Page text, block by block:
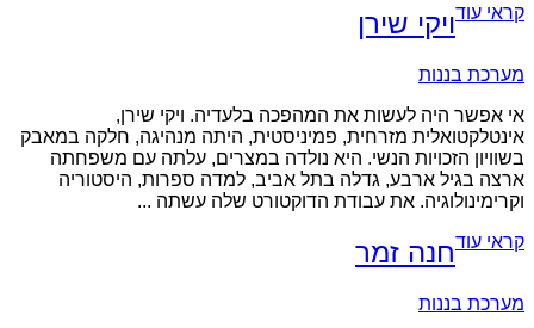
קראי עודויקי שירן
מערכת בננות
אי אפשר היה לעשות את המהפכה בלעדיה. ויקי שירן,
אינטלקטואלית מזרחית, פמיניסטית, היתה מנהיגה, חלקה במאבק
בשוויון הזכויות הנשי. היא נולדה במצרים, עלתה עם משפחתה
ארצה בגיל ארבע, גדלה בתל אביב, למדה ספרות, היסטוריה
וקרימינולוגיה. את עבודת הדוקטורט שלה עשתה ...
קראי עודחנה זמר
מערכת בננות